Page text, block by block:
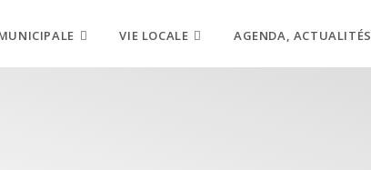
VIE LOCALE AGENDA, ACTUALITÉS